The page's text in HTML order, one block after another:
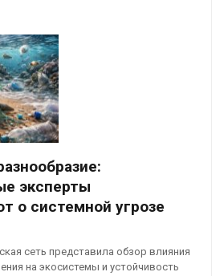
эксперты
о системной угрозе
сеть представила обзор влияния
на экосистемы и устойчивость